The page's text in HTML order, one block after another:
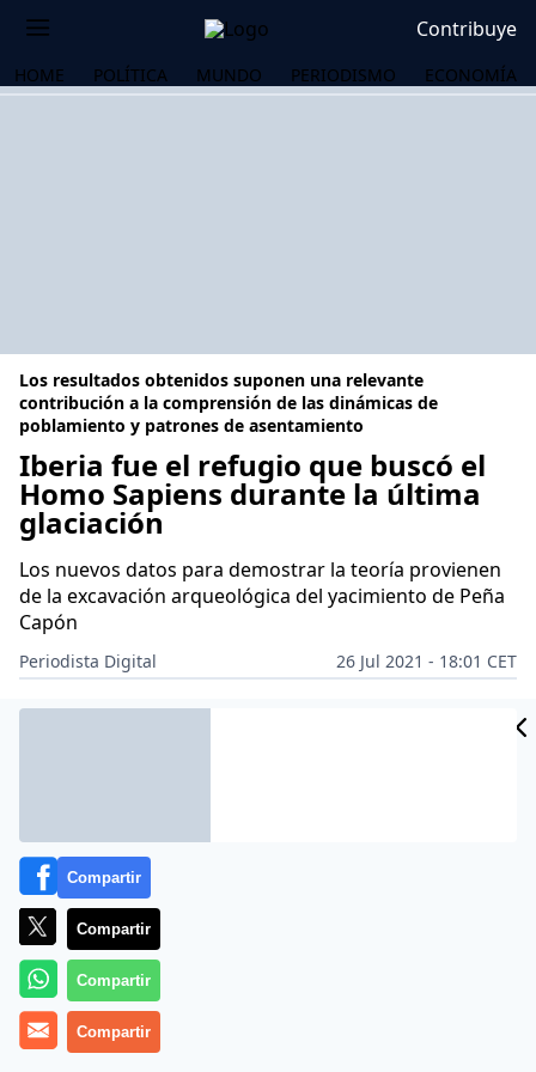
Contribuye
HOME POLÍTICA MUNDO PERIODISMO ECONOMÍA
Los resultados obtenidos suponen una relevante
contribución a la comprensión de las dinámicas de
poblamiento y patrones de asentamiento
Iberia fue el refugio que buscó el
Homo Sapiens durante la última
glaciación
Los nuevos datos para demostrar la teoría provienen
de la excavación arqueológica del yacimiento de Peña
Capón
Periodista Digital
26 Jul 2021 - 18:01 CET
Archivado en: CIENCIA SER HUMANO
Compartir
Compartir
Compartir
Compartir